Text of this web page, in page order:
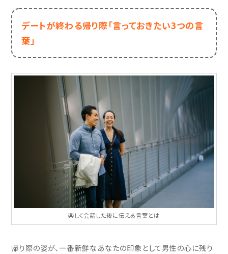
デートが終わる帰り際「言っておきたい3つの言
葉」
楽しく会話した後に伝える言葉とは
帰り際の姿が、一番新鮮なあなたの印象として男性の心に残り